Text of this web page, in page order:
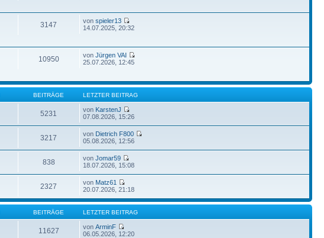
3147 vonspieler13
14.07.2025, 20:32
10950 vonJürgen VAI
25.07.2026, 12:45
BEITRÄGE LETZTER BEITRAG
5231 von KarstenJ
07.08.2026, 15:26
3217 von Dietrich F800
05.08.2026, 12:56
838 vonJomar59
18.07.2026, 15:08
2327 von Matz61
20.07.2026, 21:18
BEITRÄGE LETZTER BEITRAG
11627 vonArminF
06.05.2026, 12:20